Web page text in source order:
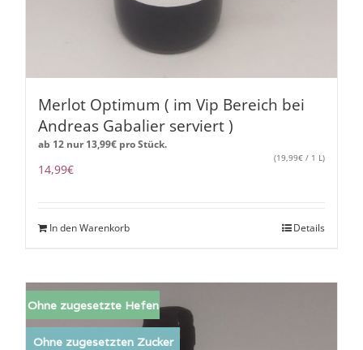
Merlot Optimum ( im Vip Bereich bei
Andreas Gabalier serviert )
ab 12 nur 13,99€ pro Stück.
14,99€
(19,99€/ 1 L)
In den Warenkorb Details
Ohne zugesetzte Hefen
Ohne zugesetzten Zucker